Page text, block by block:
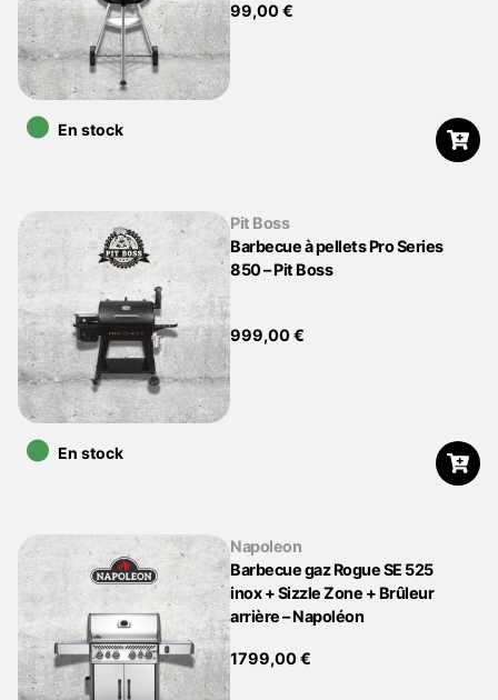
99,00€
•En stock
Pit Boss
Barbecue à pellets Pro Series
850 – Pit Boss
999,00€
•En stock
Napoleon
Barbecue gaz Rogue SE 525
inox + Sizzle Zone + Brûleur
arrière – Napoléon
1799,00€